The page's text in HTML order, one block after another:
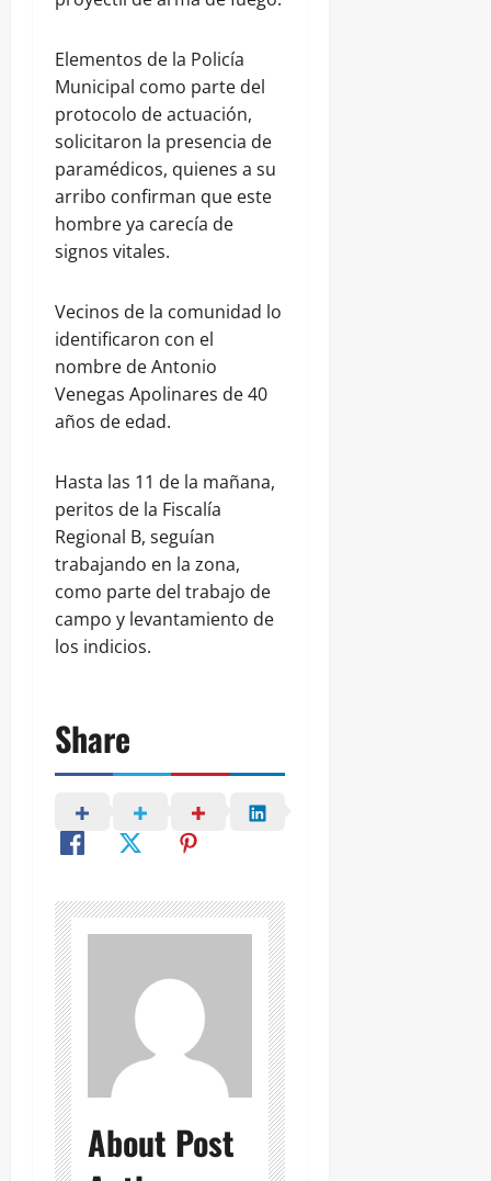
Elementos de la Policía
Municipal como parte del
protocolo de actuación,
solicitaron la presencia de
paramédicos, quienes a su
arribo confirman que este
hombre ya carecía de
signos vitales.
Vecinos de la comunidad lo
identificaron con el
nombre de Antonio
Venegas Apolinares de 40
años de edad.
Hasta las 11 de la mañana,
peritos de la Fiscalía
Regional B, seguían
trabajando en la zona,
como parte del trabajo de
campo y levantamiento de
los indicios.
Share
About Post